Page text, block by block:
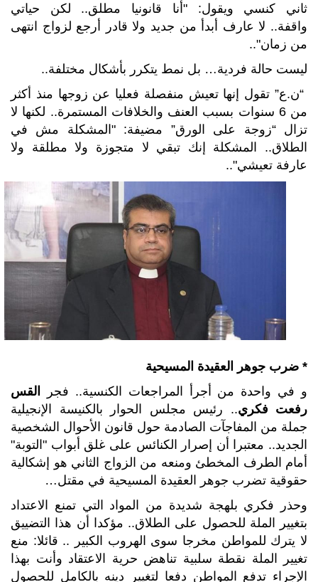
ثاني كنسي ويقول: "أنا قانونيا مطلق.. لكن حياتي
واقفة.. لا عارف أبدأ من جديد ولا قادر أرجع لزواج انتهى
من زمان"..
ليست حالة فردية… بل نمط يتكرر بأشكال مختلفة..
“ن.ع” تقول إنها تعيش منفصلة فعليا عن زوجها منذ أكثر
من 6 سنوات بسبب العنف والخلافات المستمرة.. لكنها لا
تزال “زوجة على الورق” مضيفة: "المشكلة مش في
الطلاق.. المشكلة إنك تبقي لا متجوزة ولا مطلقة ولا
عارفة تعيشي"..
* ضرب جوهر العقيدة المسيحية
و في واحدة من أجرأ المراجعات الكنسية.. فجر
القس
رفعت فكري.. رئيس مجلس الحوار بالكنيسة الإنجيلية
جملة من المفاجآت الصادمة حول قانون الأحوال الشخصية
الجديد.. معتبرا أن إصرار الكنائس على غلق أبواب "التوبة"
أمام الطرف المخطئ ومنعه من الزواج الثاني هو إشكالية
حقوقية تضرب جوهر العقيدة المسيحية في مقتل…
وحذر فكري بلهجة شديدة من المواد التي تمنع الاعتداد
بتغيير الملة للحصول على الطلاق.. مؤكدا أن هذا التضييق
لا يترك للمواطن مخرجا سوى الهروب الكبير .. قائلا: منع
تغيير الملة نقطة سلبية تناهض حرية الاعتقاد وأنت بهذا
الإجراء تدفع المواطن دفعا لتغيير دينه بالكامل للحصول